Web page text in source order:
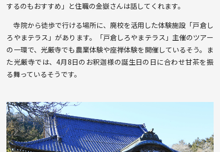
するのもおすすめ」と住職の金嶽さんは話してくれます。
寺院から徒歩で行ける場所に、廃校を活用した体験施設「戸倉し
ろやまテラス」があります。「戸倉しろやまテラス」主催のツアー
の一環で、光厳寺でも農業体験や座禅体験を開催しているそう。ま
た光厳寺では、4月8日のお釈迦様の誕生日の日に合わせ甘茶を振
る舞っているそうです。